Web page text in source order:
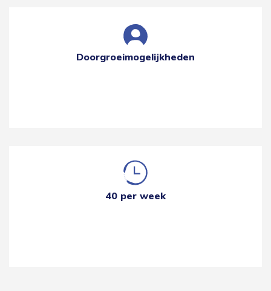
Doorgroeimogelijkheden
40 per week